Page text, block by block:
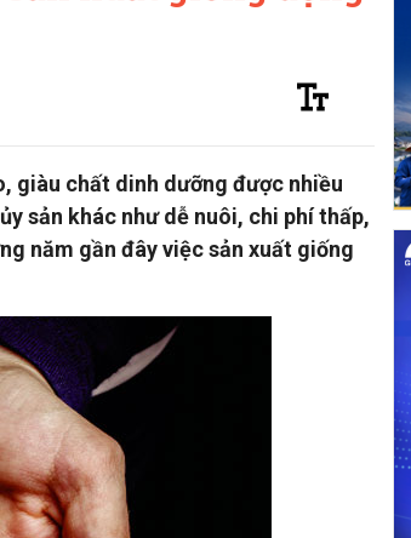
giàu chất dinh dưỡng được nhiều
sản khác như dễ nuôi, chi phí thấp,
năm gần đây việc sản xuất giống